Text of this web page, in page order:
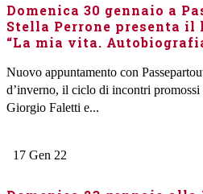
Domenica 30 gennaio a
Stella Perrone presenta il
“La mia vita.
Nuovo appuntamento con
d’inverno, il ciclo di incontri
Giorgio Faletti e...
17 Gen 22